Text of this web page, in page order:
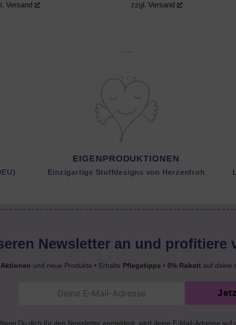
Versand
zzgl. Versand
EIGENPRODUKTIONEN
Einzigartige Stoffdesigns von Herzenfroh
Newsletter an und profitiere
Aktionen und neue Produkte • Erhalte Pflegetipps • 5% Rabatt auf deine
Du dich für den Newsletter anmeldest, wird deine E-Mail-Adresse